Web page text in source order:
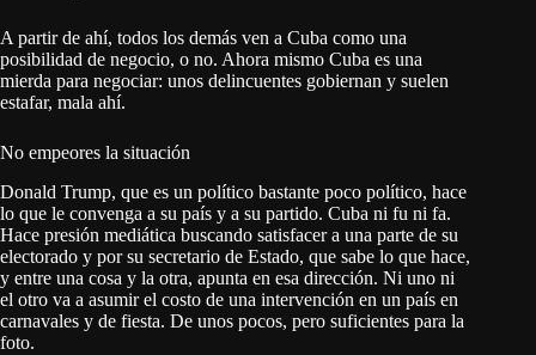
A partir de ahí, todos los demás ven a Cuba como una
posibilidad de negocio, o no. Ahora mismo Cuba es una
mierda para negociar: unos delincuentes gobiernan y suelen
estafar, mala ahí.
No empeores la situación
Donald Trump, que es un político bastante poco político, hace
lo que le convenga a su país y a su partido. Cuba ni fu ni fa.
Hace presión mediática buscando satisfacer a una parte de su
electorado y por su secretario de Estado, que sabe lo que hace,
y entre una cosa y la otra, apunta en esa dirección. Ni uno ni
el otro va a asumir el costo de una intervención en un país en
carnavales y de fiesta. De unos pocos, pero suficientes para la
foto.